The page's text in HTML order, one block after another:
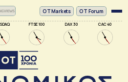
FTSE 100 DAX 30 CAC 40
ΟΤ Markets OT Forum